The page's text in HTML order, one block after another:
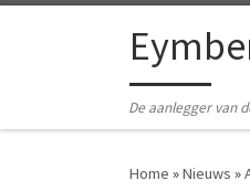
De aanlegger van
Home »Nieuws »